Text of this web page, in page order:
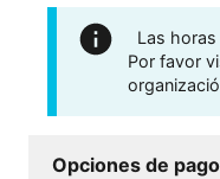
Las
Por favor
Opciones de pago